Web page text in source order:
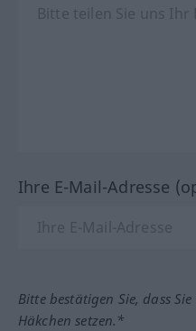
Ihre E-Mail-Adresse
Bitte bestätigen Sie, dass
Häkchen setzen.*